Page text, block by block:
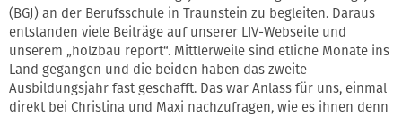
(BGJ) an der Berufsschule in Traunstein zu begleiten. Daraus
entstanden viele Beiträge auf unserer LIV-Webseite und
unserem „holzbau report“. Mittlerweile sind etliche Monate ins
Land gegangen und die beiden haben das zweite
Ausbildungsjahr fast geschafft. Das war Anlass für uns, einmal
direkt bei Christina und Maxi nachzufragen, wie es ihnen denn